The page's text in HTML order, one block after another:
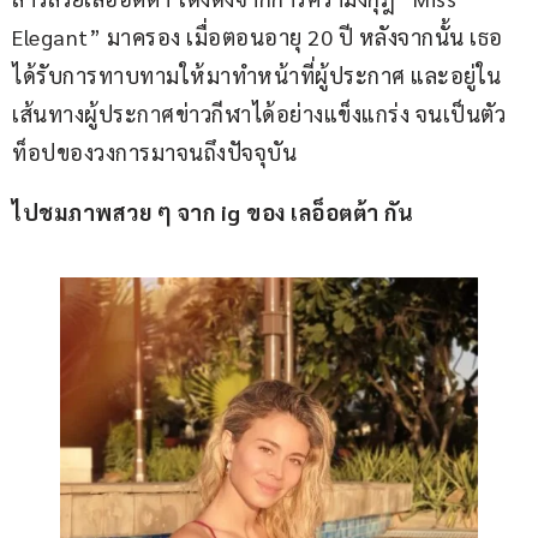
Elegant” มาครอง เมื่อตอนอายุ 20 ปี หลังจากนั้น เธอ
ได้รับการทาบทามให้มาทำหน้าที่ผู้ประกาศ และอยู่ใน
เส้นทางผู้ประกาศข่าวกีฬาได้อย่างแข็งแกร่ง จนเป็นตัว
ท็อปของวงการมาจนถึงปัจจุบัน
ไปชมภาพสวย ๆ จาก ig ของ เลอ็อตต้า กัน